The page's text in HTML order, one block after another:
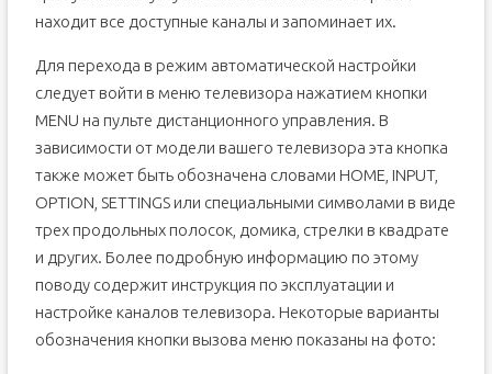
находит все доступные каналы и запоминает их.
Для перехода в режим автоматической настройки
следует войти в меню телевизора нажатием кнопки
MENU на пульте дистанционного управления. В
зависимости от модели вашего телевизора эта кнопка
также может быть обозначена словами HOME, INPUT,
OPTION, SETTINGS или специальными символами в виде
трех продольных полосок, домика, стрелки в квадрате
и других. Более подробную информацию по этому
поводу содержит инструкция по эксплуатации и
настройке каналов телевизора. Некоторые варианты
обозначения кнопки вызова меню показаны на фото: